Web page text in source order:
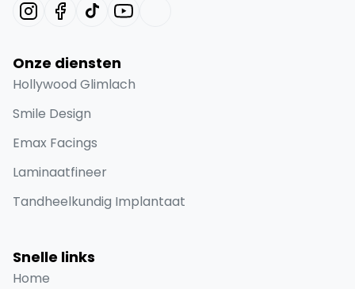
Onze diensten
Hollywood Glimlach
Smile Design
Emax Facings
Laminaatfineer
Tandheelkundig Implantaat
Snelle links
Home